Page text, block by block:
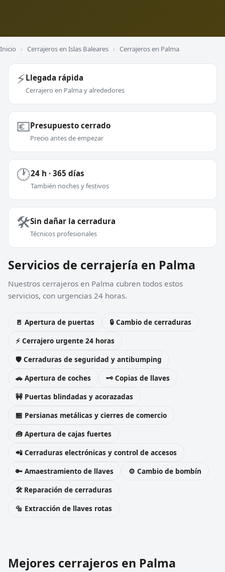
Inicio › Cerrajeros en Islas Baleares › Cerrajeros en Palma
⚡Llegada rápida
Cerrajero en Palma y alrededores
💶Presupuesto cerrado
Precio antes de empezar
🕐24 h · 365 días
También noches y festivos
🛠️Sin dañar la cerradura
Técnicos profesionales
Servicios de cerrajería en Palma
Nuestros cerrajeros en Palma cubren todos estos
servicios, con urgencias 24 horas.
🚪 Apertura de puertas
🔒 Cambio de cerraduras
⚡ Cerrajero urgente 24 horas
🛡️ Cerraduras de seguridad y antibumping
🚗 Apertura de coches
🗝️ Copias de llaves
🚧 Puertas blindadas y acorazadas
🏪 Persianas metálicas y cierres de comercio
🧰 Apertura de cajas fuertes
📲 Cerraduras electrónicas y control de accesos
🔑 Amaestramiento de llaves
⚙️ Cambio de bombín
🛠️ Reparación de cerraduras
🔩 Extracción de llaves rotas
Mejores cerrajeros en Palma